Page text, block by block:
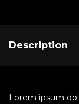
Description
Lorem ipsum